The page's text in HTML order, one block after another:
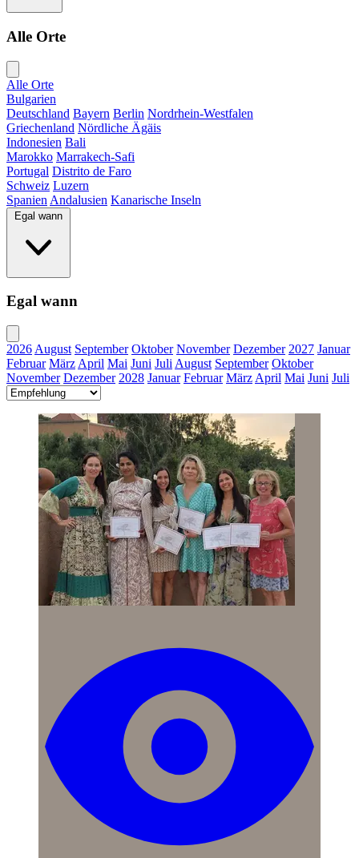
Alle Orte
Alle Orte
Bulgarien
Deutschland Bayern Berlin Nordrhein-Westfalen
Griechenland Nördliche Ägäis
Indonesien Bali
Marokko Marrakech-Safi
Portugal Distrito de Faro
Schweiz Luzern
Spanien Andalusien Kanarische Inseln
Egal wann
Egal wann
2026 August September Oktober November Dezember 2027 Januar
Februar März April Mai Juni Juli August September Oktober
November Dezember 2028 Januar Februar März April Mai Juni Juli